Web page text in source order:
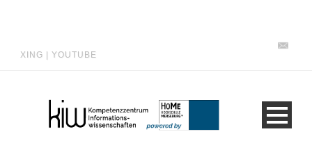
XING YOUTUBE